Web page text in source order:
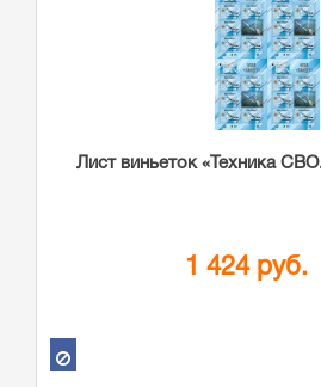
Лист виньеток «Техника
1 424 руб.